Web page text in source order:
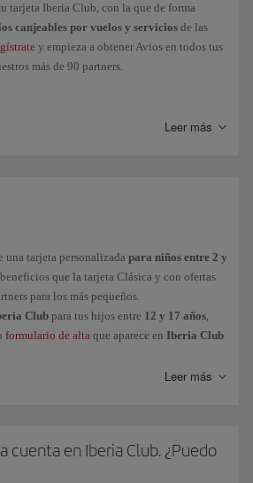
Iberia Club, deberás volver a descargarte tu
a tu perfil desde nuestra app.
tarjeta Iberia Club, con la que de forma
canjeables por vuelos y servicios de las
y empieza a obtener Avios en todos tus
más de 90 partners.
acceder a los niveles
con las mismas ventajas que el nivel
de nuestros partners.
Leer más
una tarjeta personalizada para niños entre 2 y
que la tarjeta Clásica y con ofertas
para los más pequeños.
Club para tus hijos entre 12 y 17 años,
formulario de alta que aparece en Iberia Club
Leer más
cuenta en Iberia Club. ¿Puedo